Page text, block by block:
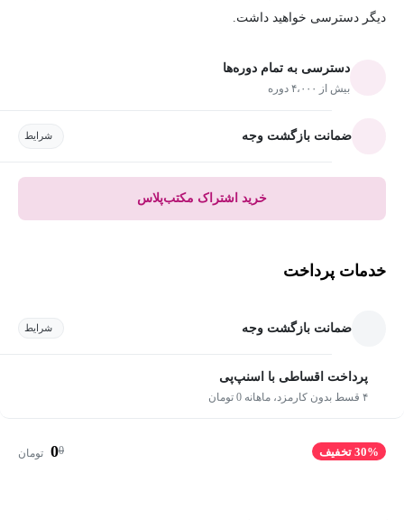
دیگر دسترسی خواهید داشت.
دسترسی به تمام دوره‌ها
بیش از ۴،۰۰۰ دوره
ضمانت بازگشت وجه شرایط
خرید اشتراک مکتب‌پلاس
خدمات پرداخت
ضمانت بازگشت وجه شرایط
پرداخت اقساطی با اسنپ‌پی
۴ قسط بدون کارمزد، ماهانه 0 تومان
30% تخفیف 0
0 تومان